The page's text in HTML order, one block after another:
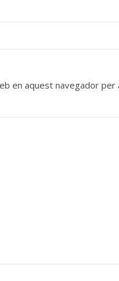
en aquest navegador